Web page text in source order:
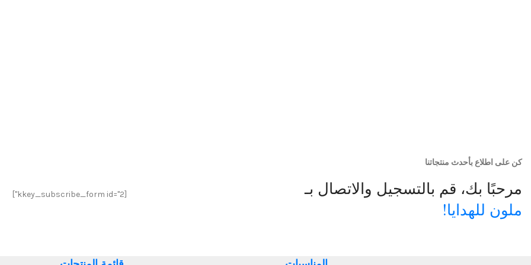
كن على اطلاع بأحدث منتجاتنا
مرحبًا بك، قم بالتسجيل والاتصال بـ
ملون للهدايا!
[kkey_subscribe_form id="2"]